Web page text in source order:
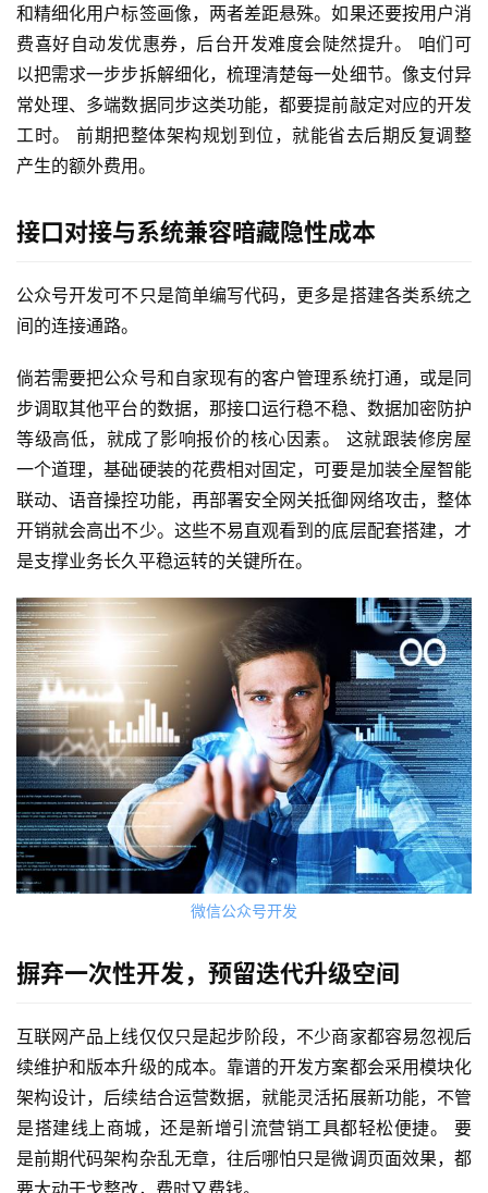
页
关
于
案
例
服
务
5
开
微
信
开
发
和精细化用户标签画像，两者差距悬殊。如果还要按用户消
费喜好自动发优惠券，后台开发难度会陡然提升。 咱们可
以把需求一步步拆解细化，梳理清楚每一处细节。像支付异
常处理、多端数据同步这类功能，都要提前敲定对应的开发
工时。 前期把整体架构规划到位，就能省去后期反复调整
产生的额外费用。
接口对接与系统兼容暗藏隐性成本
公众号开发可不只是简单编写代码，更多是搭建各类系统之
间的连接通路。
倘若需要把公众号和自家现有的客户管理系统打通，或是同
步调取其他平台的数据，那接口运行稳不稳、数据加密防护
等级高低，就成了影响报价的核心因素。 这就跟装修房屋
一个道理，基础硬装的花费相对固定，可要是加装全屋智能
联动、语音操控功能，再部署安全网关抵御网络攻击，整体
开销就会高出不少。这些不易直观看到的底层配套搭建，才
是支撑业务长久平稳运转的关键所在。
微信公众号开发
摒弃一次性开发，预留迭代升级空间
互联网产品上线仅仅只是起步阶段，不少商家都容易忽视后
续维护和版本升级的成本。靠谱的开发方案都会采用模块化
架构设计，后续结合运营数据，就能灵活拓展新功能，不管
是搭建线上商城，还是新增引流营销工具都轻松便捷。 要
是前期代码架构杂乱无章，往后哪怕只是微调页面效果，都